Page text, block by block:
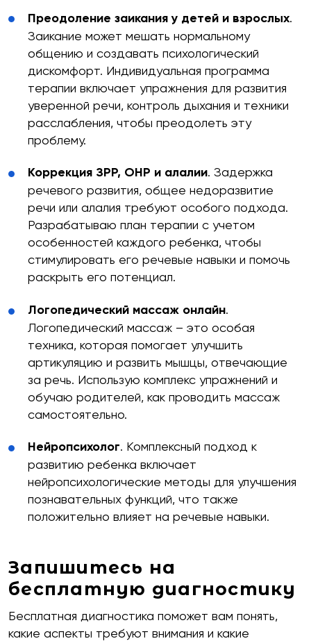
Преодоление заикания у детей и взрослых.
Заикание может мешать нормальному
общению и создавать психологический
дискомфорт. Индивидуальная программа
терапии включает упражнения для развития
уверенной речи, контроль дыхания и техники
расслабления, чтобы преодолеть эту
проблему.
Коррекция ЗРР, ОНР и алалии. Задержка
речевого развития, общее недоразвитие
речи или алалия требуют особого подхода.
Разрабатываю план терапии с учетом
особенностей каждого ребенка, чтобы
стимулировать его речевые навыки и помочь
раскрыть его потенциал.
Логопедический массаж онлайн.
Логопедический массаж – это особая
техника, которая помогает улучшить
артикуляцию и развить мышцы, отвечающие
за речь. Использую комплекс упражнений и
обучаю родителей, как проводить массаж
самостоятельно.
Нейропсихолог. Комплексный подход к
развитию ребенка включает
нейропсихологические методы для улучшения
познавательных функций, что также
положительно влияет на речевые навыки.
Запишитесь на
бесплатную диагностику
Бесплатная диагностика поможет вам понять,
какие аспекты требуют внимания и какие
Какие мессенджеры есть у вас на этом номере
тел.?
Telegram WhatsApp
Оставить заявку